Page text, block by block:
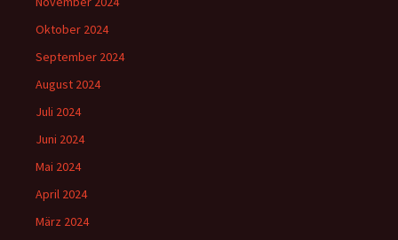
Oktober 2024
September 2024
August 2024
Juli 2024
Juni 2024
Mai 2024
April 2024
März 2024